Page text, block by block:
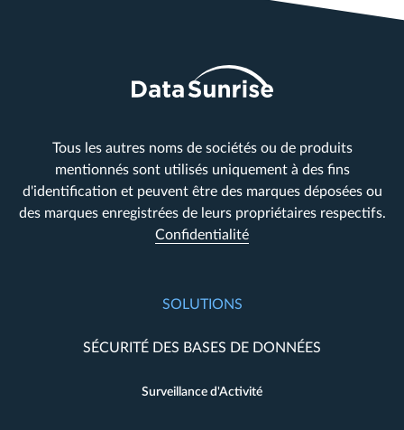
Tous les autres noms de sociétés ou de produits
mentionnés sont utilisés uniquement à des fins
d'identification et peuvent être des marques déposées ou
des marques enregistrées de leurs propriétaires respectifs.
Confidentialité
SOLUTIONS
SÉCURITÉ DES BASES DE DONNÉES
Surveillance d'Activité